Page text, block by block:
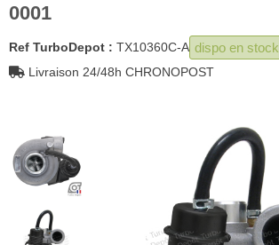
0001
Ref TurboDepot : TX10360C-A dispo en stock
Livraison 24/48h CHRONOPOST